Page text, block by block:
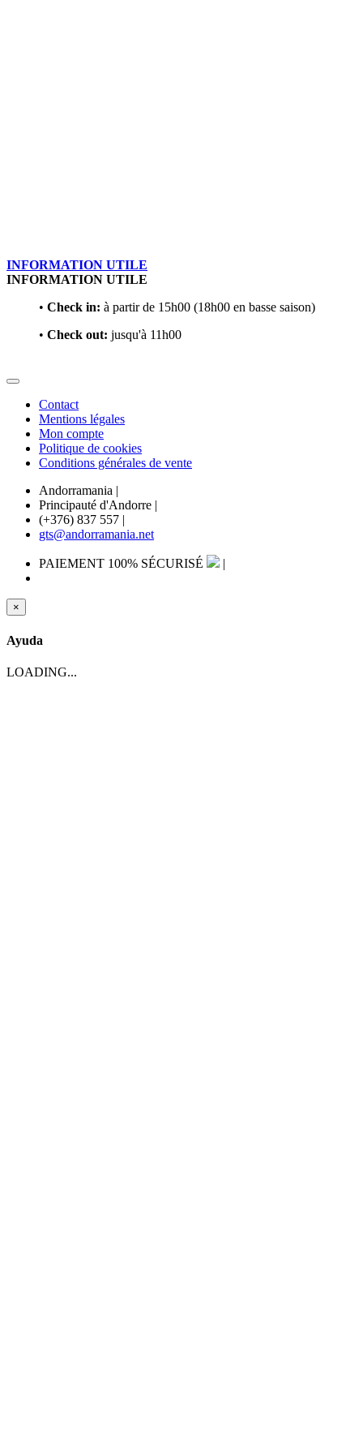
INFORMATION UTILE
INFORMATION UTILE
• Check in: à partir de 15h00 (18h00 en basse saison)
• Check out: jusqu'à 11h00
Contact
Mentions légales
Mon compte
Politique de cookies
Conditions générales de vente
Andorramania |
Principauté d'Andorre |
(+376) 837 557 |
gts@andorramania.net
PAIEMENT 100% SÉCURISÉ |
×
Ayuda
LOADING...